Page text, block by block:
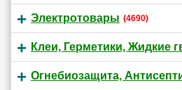
Электротовары (4690)
Клеи, Герметики, Жидкие
Огнебиозащита,